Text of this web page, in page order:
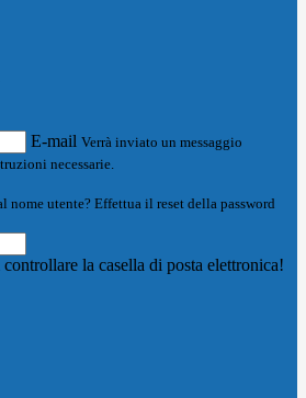
E-mail Verrà inviato un messaggio
necessarie.
nome utente? Effettua il reset della password
la casella di posta elettronica!